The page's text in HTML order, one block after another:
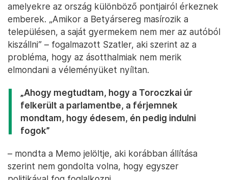
amelyekre az ország különböző pontjairól érkeznek
emberek. „Amikor a Betyársereg masírozik a
településen, a saját gyermekem nem mer az autóból
kiszállni” – fogalmazott Szatler, aki szerint az a
probléma, hogy az ásotthalmiak nem merik
elmondani a véleményüket nyíltan.
„Ahogy megtudtam, hogy a Toroczkai úr
felkerült a parlamentbe, a férjemnek
mondtam, hogy édesem, én pedig indulni
fogok”
– mondta a Memo jelöltje, aki korábban állítása
szerint nem gondolta volna, hogy egyszer